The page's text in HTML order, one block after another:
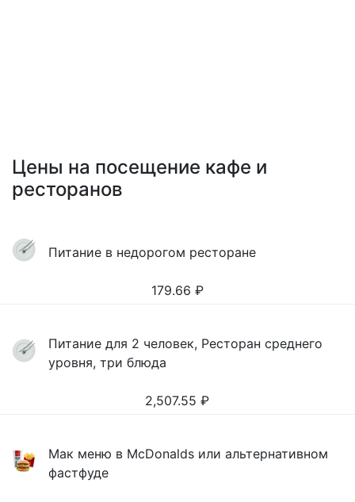
Цены на посещение кафе и
ресторанов
Питание в недорогом ресторане
179.66 ₽
Питание для 2 человек, Ресторан среднего
уровня, три блюда
2,507.55 ₽
Мак меню в McDonalds или альтернативном
фастфуде